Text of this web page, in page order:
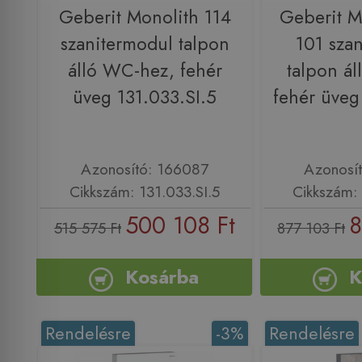
Geberit Monolith 114
szanitermodul talpon
álló WC-hez, fehér
üveg 131.033.SI.5
Azonosító: 166087
Cikkszám: 131.033.SI.5
515 575 Ft 500 108 Ft
Kosárba
Geberit
101
talpon
fehér
877 103 Ft
-3%
Rendelésre Rendelésre